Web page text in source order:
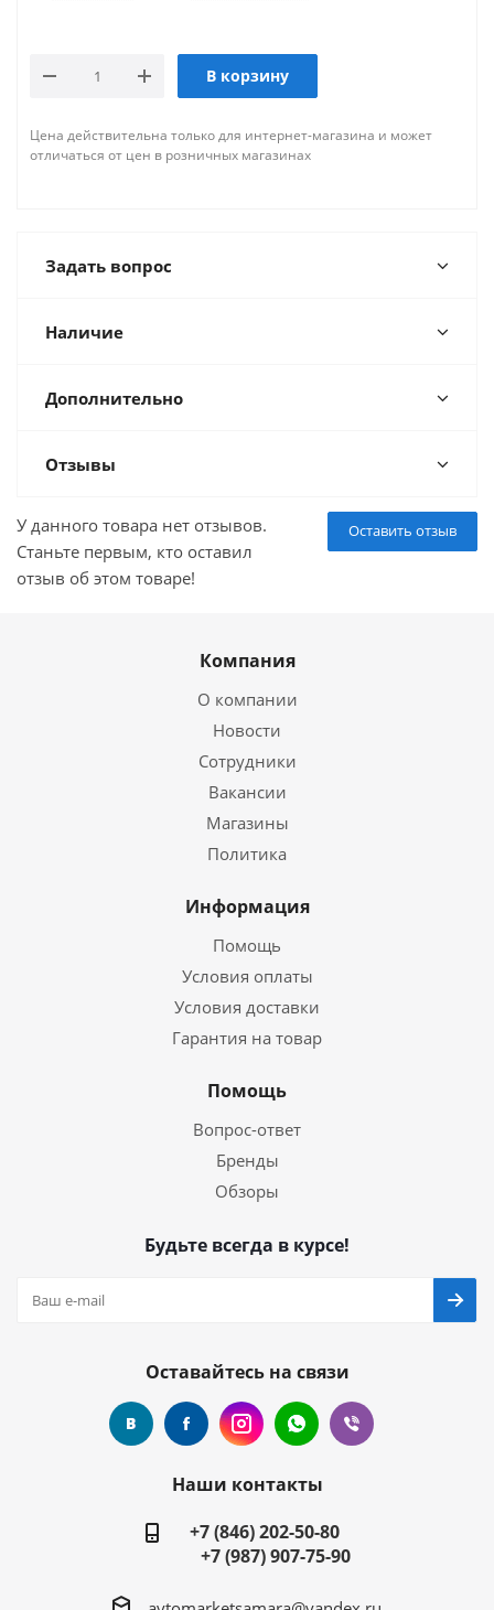
В корзину
Цена действительна только для интернет-магазина и может
отличаться от цен в розничных магазинах
Задать вопрос
Наличие
Дополнительно
Отзывы
Оставить отзыв
У данного товара нет отзывов.
Станьте первым, кто оставил
отзыв об этом товаре!
Компания
О компании
Новости
Сотрудники
Вакансии
Магазины
Политика
Информация
Помощь
Условия оплаты
Условия доставки
Гарантия на товар
Помощь
Вопрос-ответ
Бренды
Обзоры
Будьте всегда в курсе!
Оставайтесь на связи
Наши контакты
+7 (846) 202-50-80
+7 (987) 907-75-90